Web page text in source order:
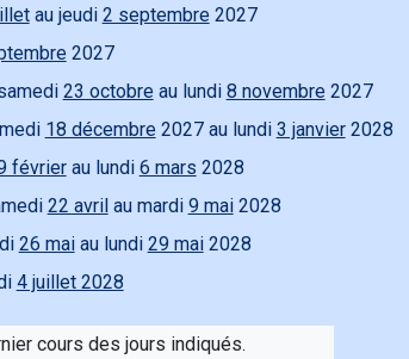
au jeudi 2 septembre 2027
2027
23 octobre au lundi 8 novembre 2027
18 décembre 2027 au lundi 3 janvier2028
févrierau lundi 6 mars 2028
22 avril au mardi 9 mai2028
26 maiau lundi 29 mai2028
4 juillet 2028
cours des jours indiqués.